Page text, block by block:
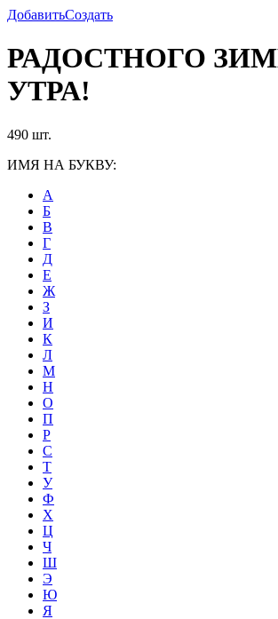
ДобавитьСоздать
РАДОСТНОГО
УТРА!
490 шт.
ИМЯ НА БУКВУ:
А
Б
В
Г
Д
Е
Ж
З
И
К
Л
М
Н
О
П
Р
С
Т
У
Ф
Х
Ц
Ч
Ш
Э
Ю
Я